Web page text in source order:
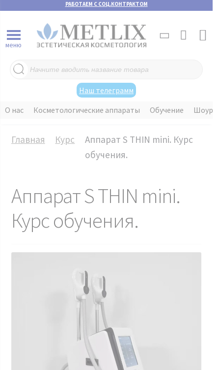
РАБОТАЕМ С СОЦ.КОНТРАКТОМ
Поиск
товаров
Наш телеграмм
меню
О нас Косметологические аппараты Обучение
Главная Курс
Аппарат S THIN mini. Курс
обучения.
Аппарат S THIN mini.
Курс обучения.